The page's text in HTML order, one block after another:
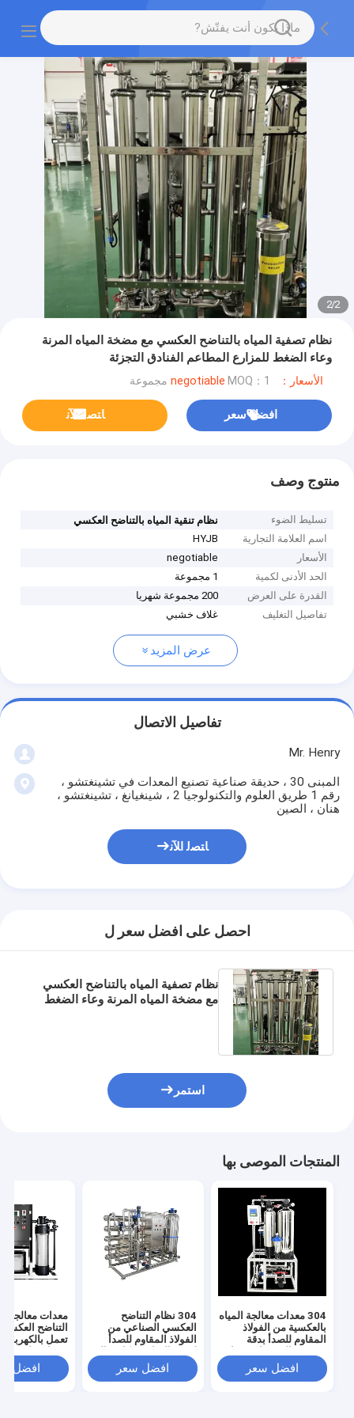
2
/
2
نظام تصفية المياه بالتناضح العكسي مع مضخة المياه المرنة
وعاء الضغط للمزارع المطاعم الفنادق التجزئة
الأسعار：negotiable MOQ：1 مجموعة
افضل سعر ﺎﺘﺼﻟ ﺍﻶﻧ
منتوج وصف
تسليط الضوء
نظام تنقية المياه بالتناضح العكسي
اسم العلامة التجارية
HYJB
الأسعار
negotiable
الحد الأدنى لكمية
1 مجموعة
القدرة على العرض
200 مجموعة شهريا
تفاصيل التغليف
غلاف خشبي
عرض المزيد
تفاصيل الاتصال
Mr. Henry
المبنى 30 ، حديقة صناعية تصنيع المعدات في تشينغتشو ،
رقم 1 طريق العلوم والتكنولوجيا 2 ، شينغيانغ ، تشينغتشو ،
هنان ، الصين
ﺎﺘﺼﻟ ﺍﻶﻧ
احصل على افضل سعر ل
نظام تصفية المياه بالتناضح العكسي
مع مضخة المياه المرنة وعاء الضغط
استمر
المنتجات الموصى بها
304 معدات معالجة المياه
بالعكسية من الفولاذ
المقاوم للصدأ بدقة
مدخل المياه 0.3MPAافضل سعر
304 نظام التناضح
العكسي الصناعي من
الفولاذ المقاوم للصدأ
ودائم
افضل سعر
معدات معالجة
التناضح
تعمل
باسكال ودقة
جدًا
افضل